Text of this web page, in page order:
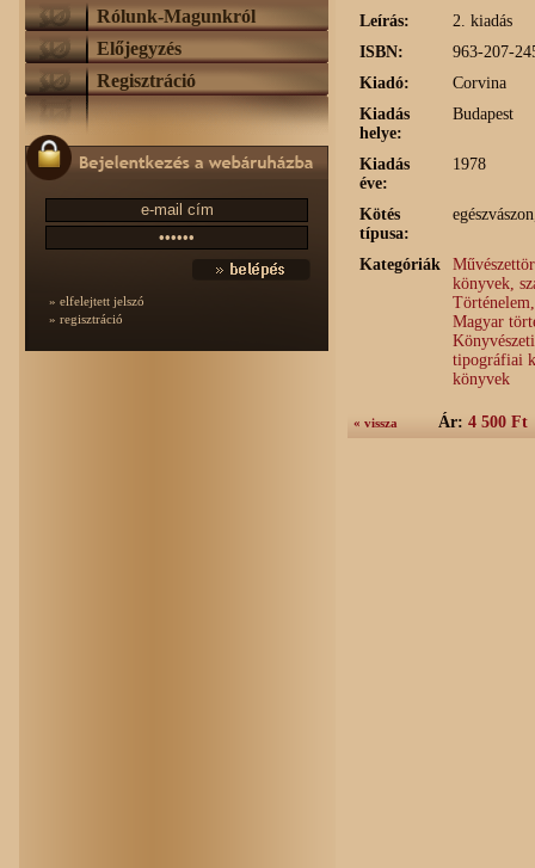
Rólunk-Magunkról
Előjegyzés
Regisztráció
» elfelejtett jelszó
» regisztráció
Leírás:
2. kiadás
ISBN:
963-207-
Kiadó:
Corvina
Kiadás
helye:
Budapest
Kiadás
éve:
1978
Kötés
típusa:
Kategóriák
könyvek,
Magyar
tipográfiai
könyvek
« vissza Ár: 4 500 Ft